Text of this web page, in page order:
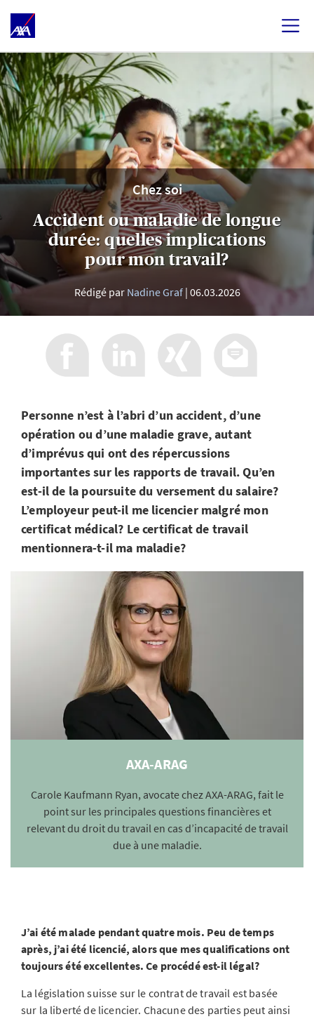
Chez soi
Accident ou maladie de longue
durée: quelles implications
pour mon travail?
Rédigé par Nadine Graf 06.03.2026
Personne n’est à l’abri d’un accident, d’une
opération ou d’une maladie grave, autant
d’imprévus qui ont des répercussions
importantes sur les rapports de travail. Qu’en
est-il de la poursuite du versement du salaire?
L’employeur peut-il me licencier malgré mon
certificat médical? Le certificat de travail
mentionnera-t-il ma maladie?
AXA-ARAG
Carole Kaufmann Ryan, avocate chez AXA-ARAG, fait le
point sur les principales questions financières et
relevant du droit du travail en cas d’incapacité de travail
due à une maladie.
J’ai été malade pendant quatre mois. Peu de temps
après, j’ai été licencié, alors que mes qualifications ont
toujours été excellentes. Ce procédé est-il légal?
La législation suisse sur le contrat de travail est basée
sur la liberté de licencier. Chacune des parties peut ainsi